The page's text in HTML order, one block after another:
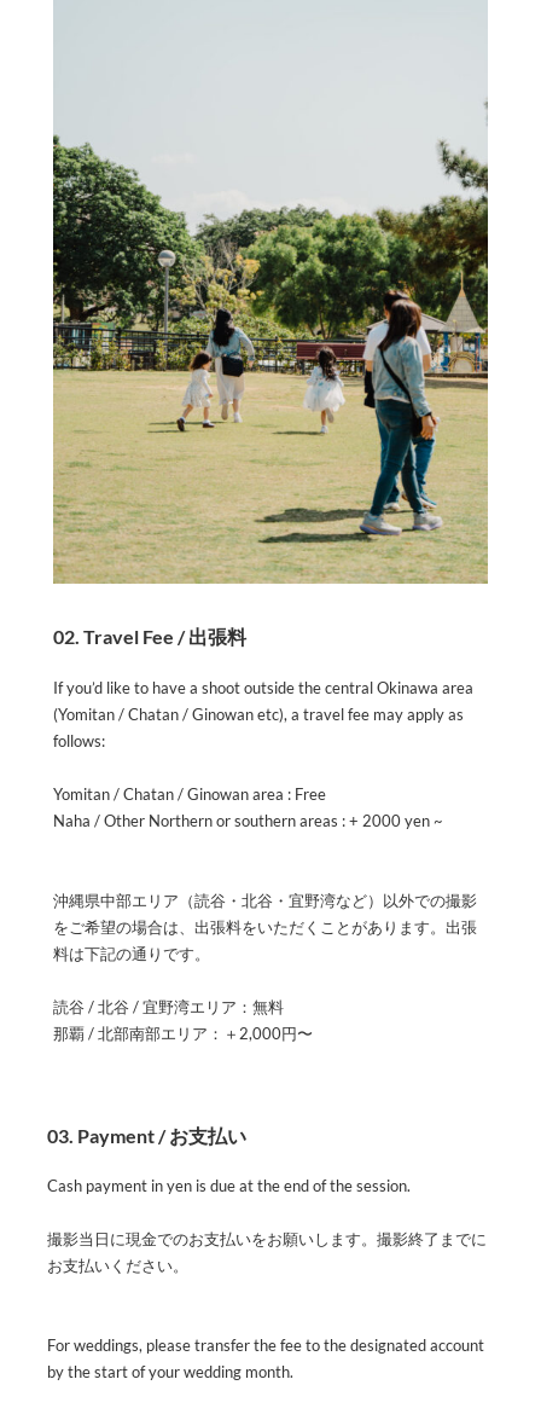
02. Travel Fee / 出張料
If you’d like to have a shoot outside the central Okinawa area
(Yomitan / Chatan / Ginowan etc), a travel fee may apply as
follows:
Yomitan / Chatan / Ginowan area : Free
Naha / Other Northern or southern areas : + 2000 yen ~
沖縄県中部エリア（読谷・北谷・宜野湾など）以外での撮影
をご希望の場合は、出張料をいただくことがあります。出張
料は下記の通りです。
読谷 / 北谷 / 宜野湾エリア：無料
那覇 / 北部南部エリア：＋2,000円〜
03. Payment / お支払い
Cash payment in yen is due at the end of the session.
撮影当日に現金でのお支払いをお願いします。撮影終了までに
お支払いください。
For weddings, please transfer the fee to the designated account
by the start of your wedding month.